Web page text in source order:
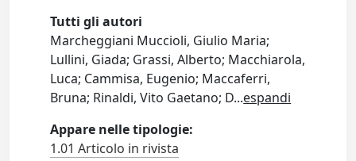
Tutti gli autori
Marcheggiani Muccioli, Giulio Maria;
Lullini, Giada; Grassi, Alberto; Macchiarola,
Luca; Cammisa, Eugenio; Maccaferri,
Bruna; Rinaldi, Vito Gaetano; D...espandi
Appare nelle tipologie:
1.01 Articolo in rivista